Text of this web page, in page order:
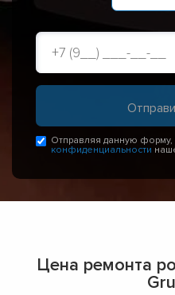
Отправляя данную форму,
конфиденциальности
Цена ремонта